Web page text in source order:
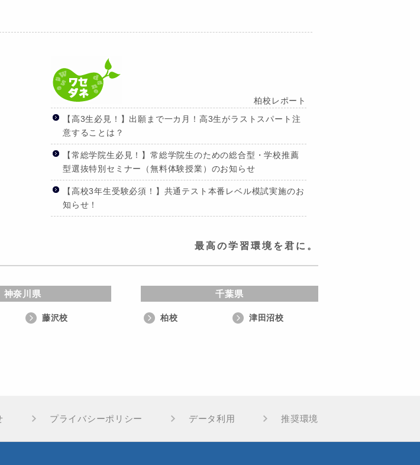
柏校レポート
【高3生必見！】出願まで一カ月！高3生がラストスパート注
意することは？
【常総学院生必見！】常総学院生のための総合型・学校推薦
型選抜特別セミナー（無料体験授業）のお知らせ
【高校3年生受験必須！】共通テスト本番レベル模試実施のお
知らせ！
最高の学習環境を君に。
神奈川県
藤沢校
千葉県
柏校 津田沼校
プライバシーポリシー データ利用 推奨環境